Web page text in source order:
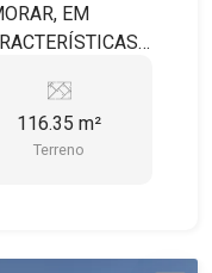
EM
COZINHA *
* GARAGEM
116.35 m²
Terreno